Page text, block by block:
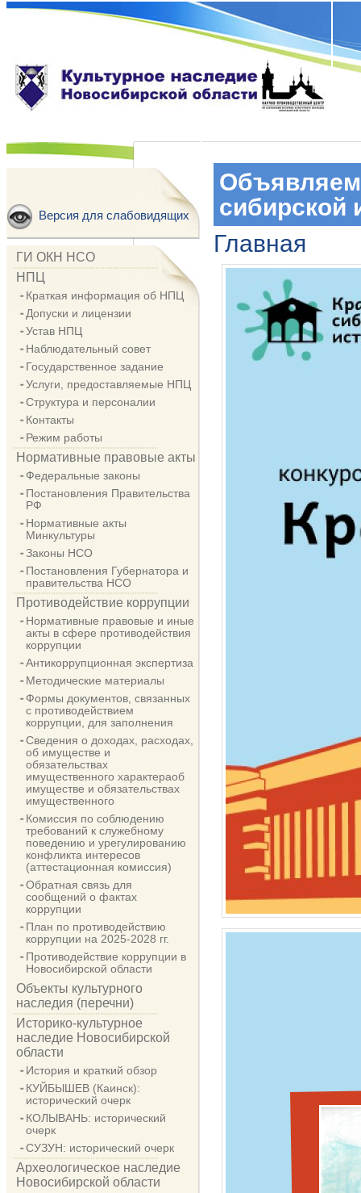
Версия для слабовидящих
ГИ ОКН НСО
НПЦ
Краткая информация об НПЦ
Допуски и лицензии
Устав НПЦ
Наблюдательный совет
Государственное задание
Услуги, предоставляемые НПЦ
Структура и персоналии
Контакты
Режим работы
Нормативные правовые акты
Федеральные законы
Постановления Правительства
РФ
Нормативные акты
Минкультуры
Законы НСО
Постановления Губернатора и
правительства НСО
Противодействие коррупции
Нормативные правовые и иные
акты в сфере противодействия
коррупции
Антикоррупционная экспертиза
Методические материалы
Формы документов, связанных
с противодействием
коррупции, для заполнения
Сведения о доходах, расходах,
об имуществе и
обязательствах
имущественного характераоб
имуществе и обязательствах
имущественного
Комиссия по соблюдению
требований к служебному
поведению и урегулированию
конфликта интересов
(аттестационная комиссия)
Обратная связь для
сообщений о фактах
коррупции
План по противодействию
коррупции на 2025-2028 гг.
Противодействие коррупции в
Новосибирской области
Объекты культурного
наследия (перечни)
Историко-культурное
наследие Новосибирской
области
История и краткий обзор
КУЙБЫШЕВ (Каинск):
исторический очерк
КОЛЫВАНЬ: исторический
очерк
СУЗУН: исторический очерк
Археологическое наследие
Новосибирской области
Объявляем
сибирской
Главная